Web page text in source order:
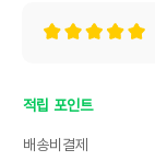
적립 포인트
배송비결제